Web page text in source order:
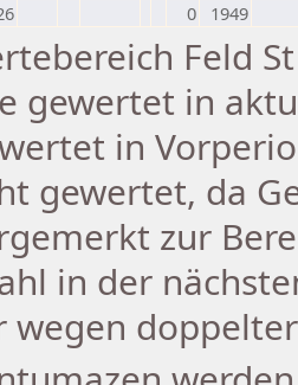
0 1949
Feld
gewertet in
in
gewertet, da
zur
in der
wegen